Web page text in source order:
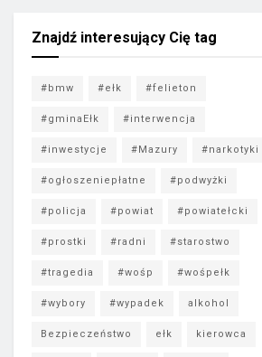
Znajdź interesujący Cię tag
#bmw #ełk #felieton
#gminaEłk #interwencja
#inwestycje #Mazury #narkotyki
#ogłoszeniepłatne #podwyżki
#policja #powiat #powiatełcki
#prostki #radni #starostwo
#tragedia #wośp #wośpełk
#wybory #wypadek alkohol
Bezpieczeństwo ełk kierowca